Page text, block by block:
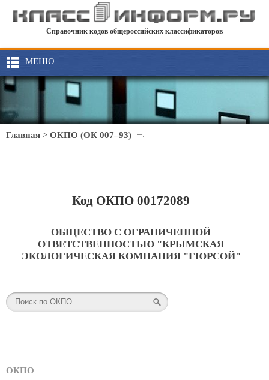
Справочник кодов общероссийских классификаторов
МЕНЮ
Главная > ОКПО (ОК 007–93)
Код ОКПО 00172089
ОБЩЕСТВО С ОГРАНИЧЕННОЙ
ОТВЕТСТВЕННОСТЬЮ "КРЫМСКАЯ
ЭКОЛОГИЧЕСКАЯ КОМПАНИЯ "ГЮРСОЙ"
ОКПО